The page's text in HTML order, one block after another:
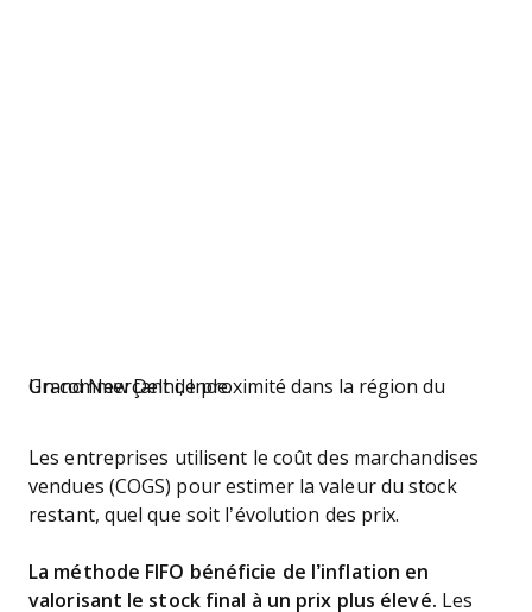
Un commerçant de proximité dans la région du Grand New Delhi, Inde.
Les entreprises utilisent le coût des marchandises
vendues (COGS) pour estimer la valeur du stock
restant, quel que soit l’évolution des prix.
La méthode FIFO bénéficie de l’inflation en
valorisant le stock final à un prix plus élevé. Les